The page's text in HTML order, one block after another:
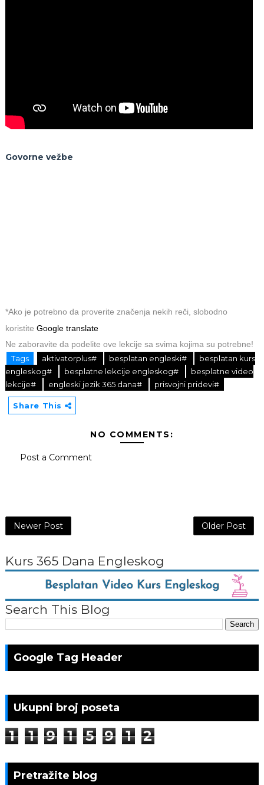
Govorne vežbe
*Ako je potrebno da proverite značenja nekih reči, slobodno
koristite Google translate
Ne zaboravite da podelite ove lekcije sa svima kojima su potrebne!
Tags
aktivatorplus# besplatan engleski#
besplatan kurs
engleskog#
besplatne lekcije engleskog#
besplatne video
lekcije#
engleski jezik 365 dana# prisvojni pridevi#
Share This
NO COMMENTS:
Post a Comment
Newer Post Older Post
Kurs 365 Dana Engleskog
Search This Blog
Google Tag Header
Ukupni broj poseta
1 1 9 1 5 9 1 2
Pretražite blog